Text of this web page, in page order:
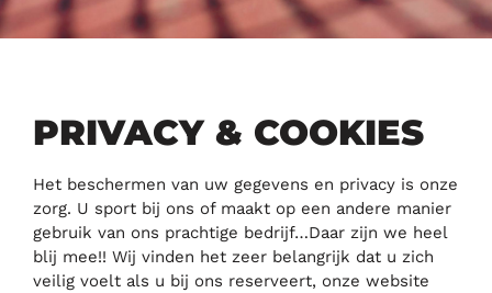
PRIVACY & COOKIES
Het beschermen van uw gegevens en privacy is onze
zorg. U sport bij ons of maakt op een andere manier
gebruik van ons prachtige bedrijf…Daar zijn we heel
blij mee!! Wij vinden het zeer belangrijk dat u zich
veilig voelt als u bij ons reserveert, onze website